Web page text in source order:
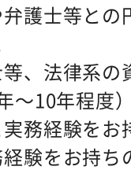
護士等と
、法律系
～10年程度
務経験をお
験をお持ち